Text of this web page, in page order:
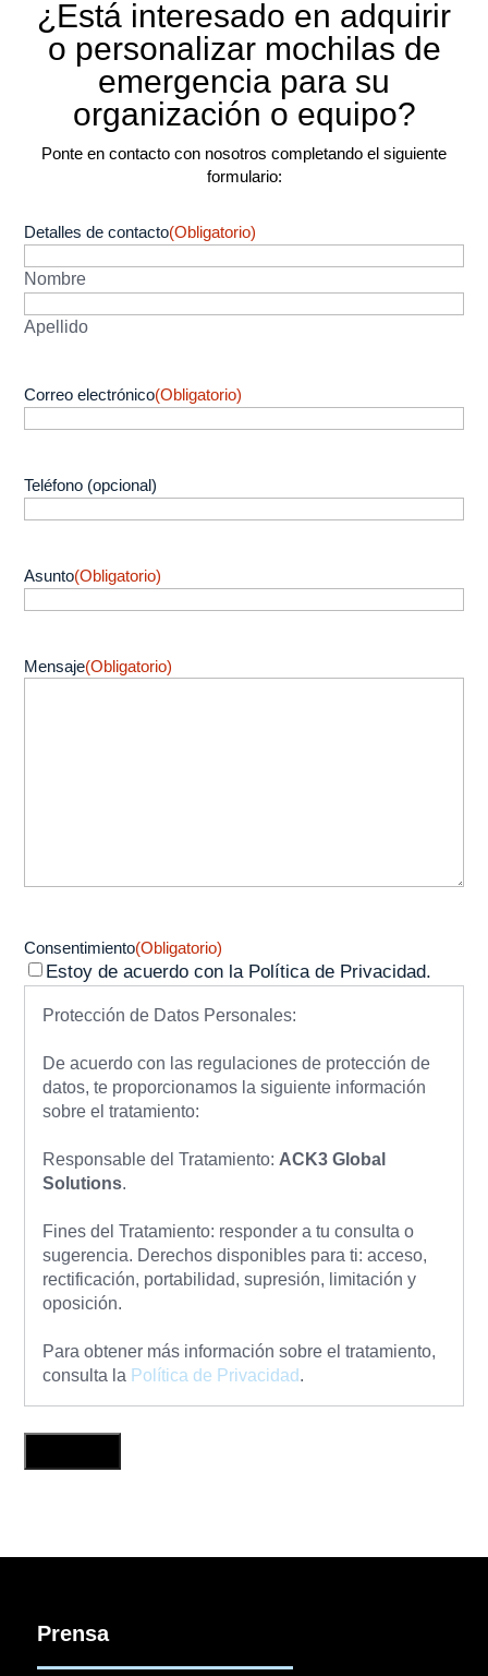
¿Está interesado en adquirir
o personalizar mochilas de
emergencia para su
organización o equipo?
Ponte en contacto con nosotros completando el siguiente
formulario:
Detalles de contacto(Obligatorio)
Nombre
Apellido
Correo electrónico(Obligatorio)
Teléfono (opcional)
Asunto(Obligatorio)
Mensaje(Obligatorio)
Consentimiento(Obligatorio)
Estoy de acuerdo con la Política de Privacidad.
Protección de Datos Personales:
De acuerdo con las regulaciones de protección de
datos, te proporcionamos la siguiente información
sobre el tratamiento:
Responsable del Tratamiento: ACK3 Global
Solutions.
Fines del Tratamiento: responder a tu consulta o
sugerencia. Derechos disponibles para ti: acceso,
rectificación, portabilidad, supresión, limitación y
oposición.
Para obtener más información sobre el tratamiento,
consulta la Política de Privacidad .
Prensa